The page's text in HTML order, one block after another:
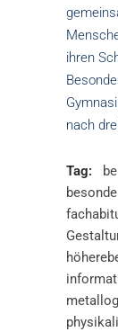
ihren
nach
Tag: